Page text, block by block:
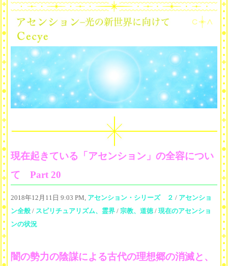
現在起きている「アセンション」の全容につい
て Part 20
2018年12月11日 9:03 PM, アセンション・シリーズ ２ / アセンショ
ン全般 / スピリチュアリズム、霊界 / 宗教、道徳/ 現在のアセンショ
ンの状況
闇の勢力の陰謀による古代の理想郷の消滅と、